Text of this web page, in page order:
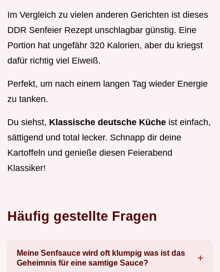
Im Vergleich zu vielen anderen Gerichten ist dieses
DDR Senfeier Rezept unschlagbar günstig. Eine
Portion hat ungefähr 320 Kalorien, aber du kriegst
dafür richtig viel Eiweiß.
Perfekt, um nach einem langen Tag wieder Energie
zu tanken.
Du siehst, Klassische deutsche Küche ist einfach,
sättigend und total lecker. Schnapp dir deine
Kartoffeln und genieße diesen Feierabend
Klassiker!
Häufig gestellte Fragen
Meine Senfsauce wird oft klumpig was ist das
Geheimnis für eine samtige Sauce?